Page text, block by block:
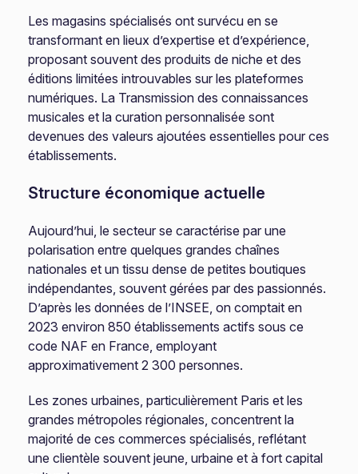
Les magasins spécialisés ont survécu en se
transformant en lieux d’expertise et d’expérience,
proposant souvent des produits de niche et des
éditions limitées introuvables sur les plateformes
numériques. La Transmission des connaissances
musicales et la curation personnalisée sont
devenues des valeurs ajoutées essentielles pour ces
établissements.
Structure économique actuelle
Aujourd’hui, le secteur se caractérise par une
polarisation entre quelques grandes chaînes
nationales et un tissu dense de petites boutiques
indépendantes, souvent gérées par des passionnés.
D’après les données de l’INSEE, on comptait en
2023 environ 850 établissements actifs sous ce
code NAF en France, employant
approximativement 2 300 personnes.
Les zones urbaines, particulièrement Paris et les
grandes métropoles régionales, concentrent la
majorité de ces commerces spécialisés, reflétant
une clientèle souvent jeune, urbaine et à fort capital